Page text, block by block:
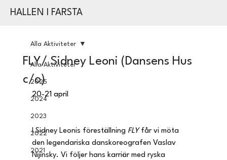
HALLEN I FARSTA
Alla Aktiviteter
2025
2024
2023
2022
2021
Alla Aktiviteter
FLY/ Sidney Leoni (Dansens Hus
c/o)
20-21 april
I Sidney Leonis föreställning FLY får vi möta
den legendariska danskoreografen Vaslav
Nijinsky. Vi följer hans karriär med ryska